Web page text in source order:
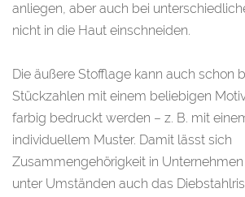
anliegen, aber auch bei
nicht in die Haut einschneiden.
Die äußere Stofflage kann auch schon
Stückzahlen mit einem beliebigen
farbig bedruckt werden – z. B. mit
individuellem Muster. Damit lässt sich
Zusammengehörigkeit in
unter Umständen auch das